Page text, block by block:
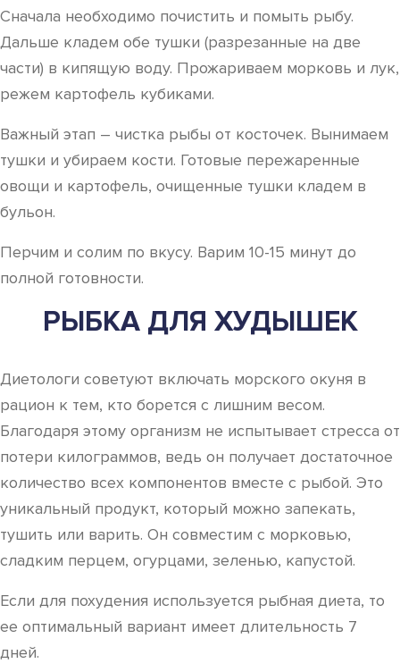
Сначала необходимо почистить и помыть рыбу.
Дальше кладем обе тушки (разрезанные на две
части) в кипящую воду. Прожариваем морковь и лук,
режем картофель кубиками.
Важный этап – чистка рыбы от косточек. Вынимаем
тушки и убираем кости. Готовые пережаренные
овощи и картофель, очищенные тушки кладем в
бульон.
Перчим и солим по вкусу. Варим 10-15 минут до
полной готовности.
РЫБКА ДЛЯ ХУДЫШЕК
Диетологи советуют включать морского окуня в
рацион к тем, кто борется с лишним весом.
Благодаря этому организм не испытывает стресса от
потери килограммов, ведь он получает достаточное
количество всех компонентов вместе с рыбой. Это
уникальный продукт, который можно запекать,
тушить или варить. Он совместим с морковью,
сладким перцем, огурцами, зеленью, капустой.
Если для похудения используется рыбная диета, то
ее оптимальный вариант имеет длительность 7
дней.